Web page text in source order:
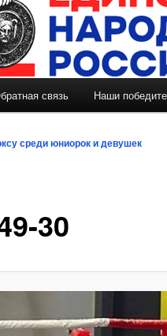
связь Наши
30
среди юниорок и девушек